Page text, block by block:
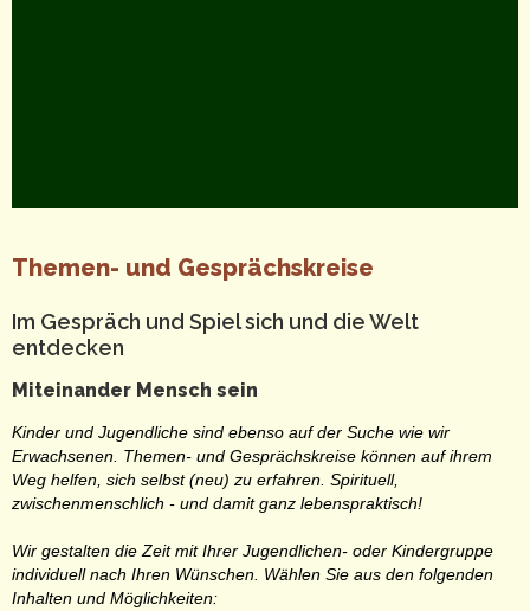
Themen- und Gesprächskreise
Im Gespräch und Spiel sich und die Welt
entdecken
Miteinander Mensch sein
Kinder und Jugendliche sind ebenso auf der Suche wie wir
Erwachsenen. Themen- und Gesprächskreise können auf ihrem
Weg helfen, sich selbst (neu) zu erfahren. Spirituell,
zwischenmenschlich - und damit ganz lebenspraktisch!
Wir gestalten die Zeit mit Ihrer Jugendlichen- oder Kindergruppe
individuell nach Ihren Wünschen. Wählen Sie aus den folgenden
Inhalten und Möglichkeiten: